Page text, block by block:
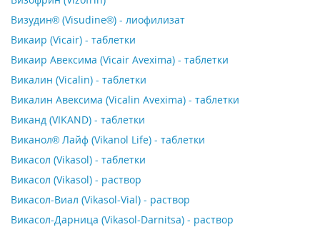
Визудин® (Visudine®) - лиофилизат
Викаир (Vicair) - таблетки
Викаир Авексима (Vicair Avexima) - таблетки
Викалин (Vicalin) - таблетки
Викалин Авексима (Vicalin Avexima) - таблетки
Виканд (VIKAND) - таблетки
Виканол® Лайф (Vikanol Life) - таблетки
Викасол (Vikasol) - таблетки
Викасол (Vikasol) - раствор
Викасол-Виал (Vikasol-Vial) - раствор
Викасол-Дарница (Vikasol-Darnitsa) - раствор